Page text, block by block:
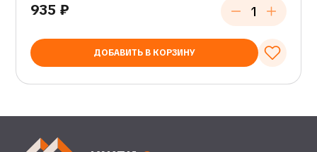
935 ₽
ДОБАВИТЬ В КОРЗИНУ